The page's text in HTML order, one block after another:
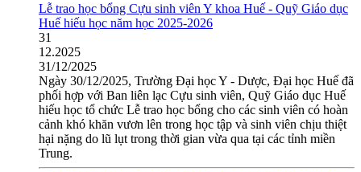
Lễ trao học bổng Cựu sinh viên Y khoa Huế - Quỹ Giáo dục
Huế hiếu học năm học 2025-2026
31
12.2025
31/12/2025
Ngày 30/12/2025, Trường Đại học Y - Dược, Đại học Huế đã
phối hợp với Ban liên lạc Cựu sinh viên, Quỹ Giáo dục Huế
hiếu học tổ chức Lễ trao học bổng cho các sinh viên có hoàn
cảnh khó khăn vươn lên trong học tập và sinh viên chịu thiệt
hại nặng do lũ lụt trong thời gian vừa qua tại các tỉnh miền
Trung.